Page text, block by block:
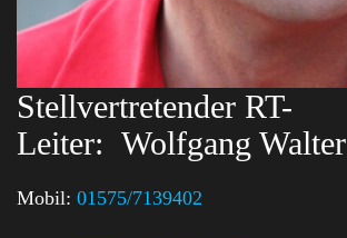
Stellvertretender RT-
Leiter: Wolfgang Walter
Mobil: 01575/7139402